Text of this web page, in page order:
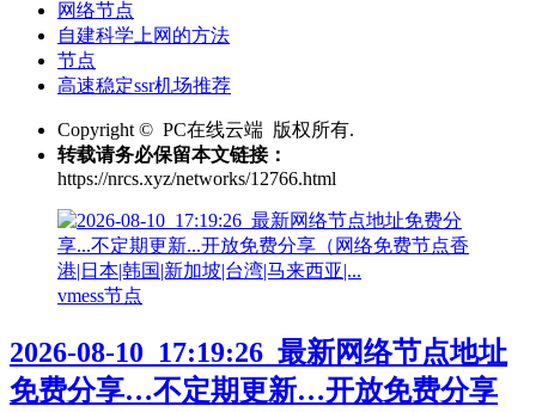
网络节点
自建科学上网的方法
节点
高速稳定ssr机场推荐
Copyright © PC在线云端 版权所有.
转载请务必保留本文链接：
https://nrcs.xyz/networks/12766.html
vmess节点
2026-08-10_17:19:26_最新网络节点地址
免费分享…不定期更新…开放免费分享